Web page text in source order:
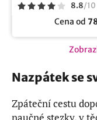
8.8/10
Cena od
Nazpátek se
Zpáteční cestu